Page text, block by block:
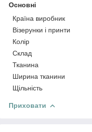
Основні
Країна виробник
Візерунки і принти
Колір
Склад
Тканина
Ширина тканини
Щільність
Приховати